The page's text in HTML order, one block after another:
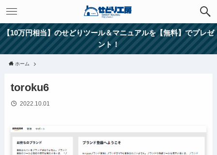
【10万円相当】のせどりツール＆マニュアルを【無料】でプレゼ
ント！
ホーム
toroku6
2022.10.01